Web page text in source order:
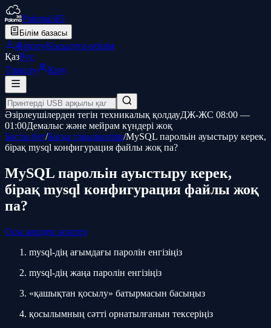
Paloma365
Білім базасы
ЖүктеуҚосылуға өтінім
ҚазРус
Тіркелу
Кіру
Әзірлеушілерден тегін техникалық қолдауДЖ-ЖС 08:00 —
01:00Демалыс және мейрам күндері жоқ
Басты бет/Басқа тақырыптар/MySQL парольін ауыстыру керек,
бірақ mysql конфигурация файлы жоқ па?
MySQL парольін ауыстыру керек,
бірақ mysql конфигурация файлы жоқ
па?
Осы жерден жүктеу
mysql-дің ағымдағы паролін енгізіңіз
mysql-дің жаңа паролін енгізіңіз
«қашықтан қосылу» батырмасын басыңыз
қосылымның сәтті орнатылғанын тексеріңіз